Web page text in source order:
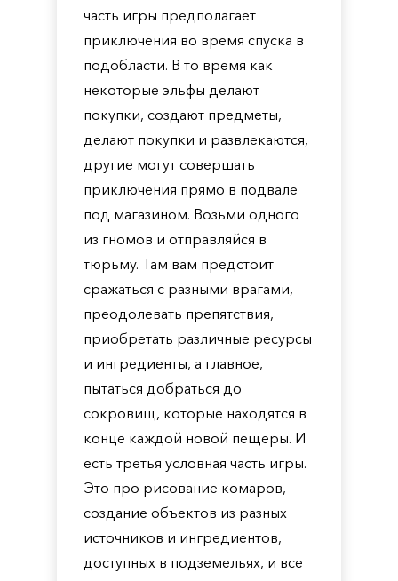
часть игры предполагает
приключения во время спуска в
подобласти. В то время как
некоторые эльфы делают
покупки, создают предметы,
делают покупки и развлекаются,
другие могут совершать
приключения прямо в подвале
под магазином. Возьми одного
из гномов и отправляйся в
тюрьму. Там вам предстоит
сражаться с разными врагами,
преодолевать препятствия,
приобретать различные ресурсы
и ингредиенты, а главное,
пытаться добраться до
сокровищ, которые находятся в
конце каждой новой пещеры. И
есть третья условная часть игры.
Это про рисование комаров,
создание объектов из разных
источников и ингредиентов,
доступных в подземельях, и все